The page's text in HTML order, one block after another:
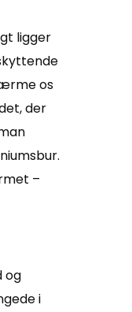
ligger
os
der
–
og
i